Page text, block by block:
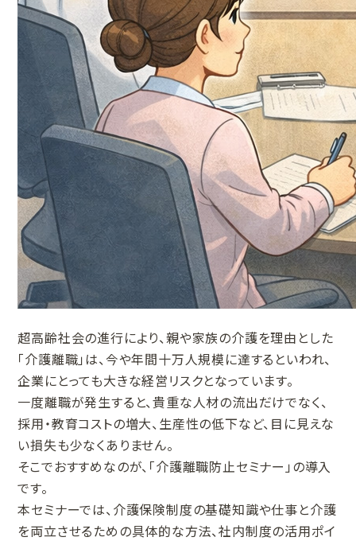
超高齢社会の進行により、親や家族の介護を理由とした
「介護離職」は、今や年間十万人規模に達するといわれ、
企業にとっても大きな経営リスクとなっています。
一度離職が発生すると、貴重な人材の流出だけでなく、
採用・教育コストの増大、生産性の低下など、目に見えな
い損失も少なくありません。
そこでおすすめなのが、「介護離職防止セミナー」の導入
です。
本セミナーでは、介護保険制度の基礎知識や仕事と介護
を両立させるための具体的な方法、社内制度の活用ポイ